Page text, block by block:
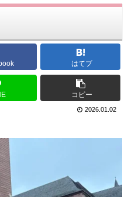
はてブ
コピー
2026.01.02